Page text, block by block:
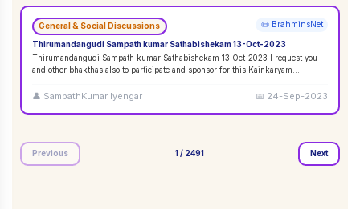
General & Social Discussions 📜 BrahminsNet
Thirumandangudi Sampath kumar Sathabishekam 13-Oct-2023
Thirumandangudi Sampath kumar Sathabishekam 13-Oct-2023 I request you
and other bhakthas also to participate and sponsor for this Kainkaryam.
👤 SampathKumar Iyengar 📅 24-Sep-2023
Previous 1 / 2491 Next